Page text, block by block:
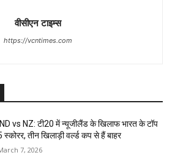
वीसीएन टाइम्स
https://vcntimes.com
IND vs NZ: टी20 में न्यूजीलैंड के खिलाफ भारत के टॉप
स्कोरर, तीन खिलाड़ी वर्ल्ड कप से हैं बाहर
7, 2026